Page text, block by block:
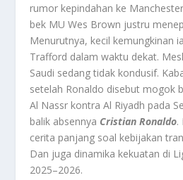
rumor kepindahan ke
bek MU Wes Brown justru
Menurutnya, kecil kemungkinan
Trafford dalam waktu dekat.
Saudi sedang tidak kondusif.
setelah Ronaldo disebut mogok
Al Nassr kontra Al Riyadh pada
balik absennya Cristian Ronaldo.
cerita panjang soal kebijakan
Dan juga dinamika kekuatan di
2025–2026.